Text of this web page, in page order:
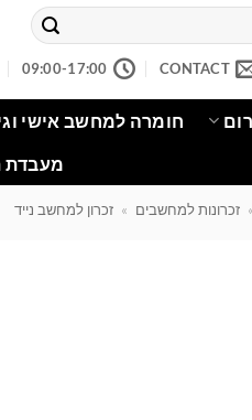
CONTACT
09:00-17:00
חומרה למחשב אישי
מעבדת
» זכרונות למחשבים » זכרון למחשב נייד